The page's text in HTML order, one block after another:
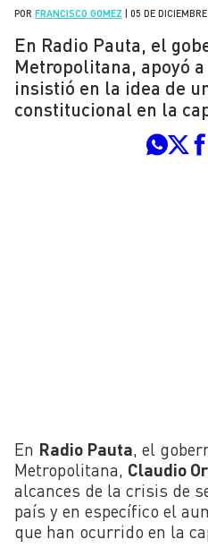
POR FRANCISCO GOMEZ 05 DE
En Radio Pauta, el
Metropolitana, apoyó
insistió en la idea de
constitucional en la
En Radio Pauta , el
Metropolitana, Claudio
alcances de la crisis de
país y en específico el
que han ocurrido en la